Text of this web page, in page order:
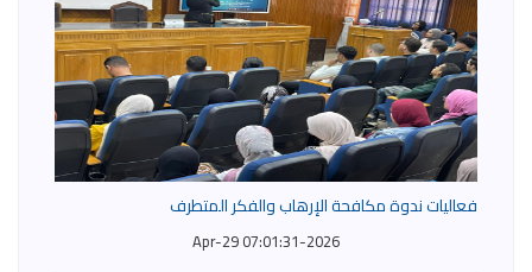
فعاليات ندوة مكافحة الإرهاب والفكر المتطرف
2026-Apr-29 07:01:31